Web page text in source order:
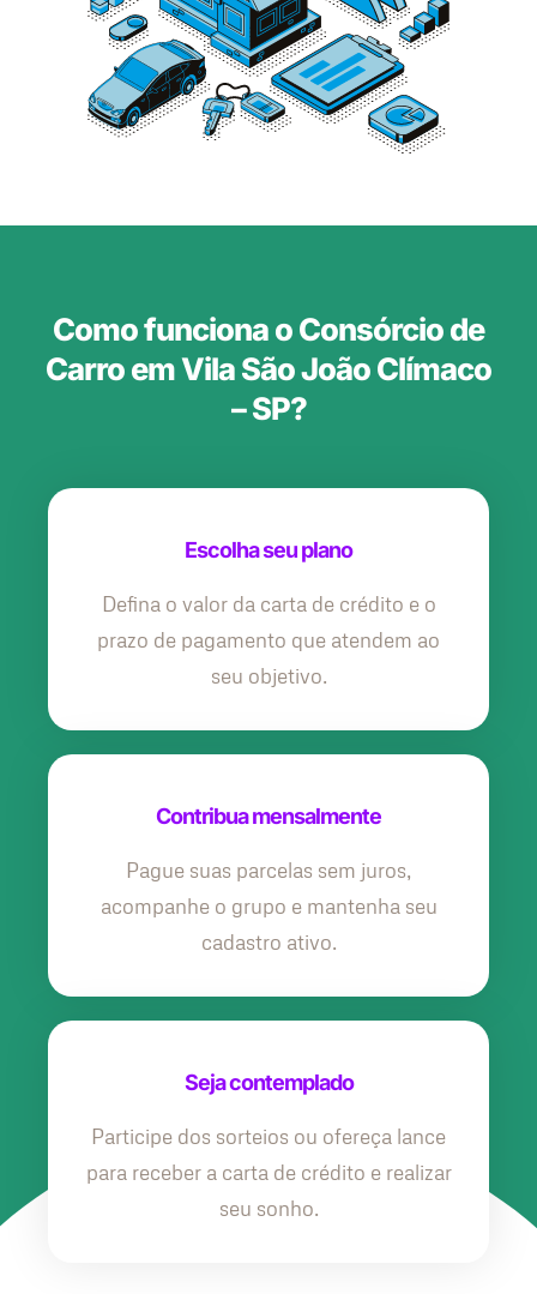
Como funciona o Consórcio de
Carro em Vila São João Clímaco
– SP?
Escolha seu plano
Defina o valor da carta de crédito e o
prazo de pagamento que atendem ao
seu objetivo.
Contribua mensalmente
Pague suas parcelas sem juros,
acompanhe o grupo e mantenha seu
cadastro ativo.
Seja contemplado
Participe dos sorteios ou ofereça lance
para receber a carta de crédito e realizar
seu sonho.